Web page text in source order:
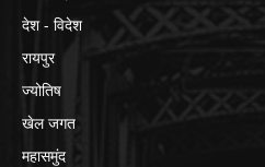
देश - विदेश
रायपुर
ज्योतिष
खेल जगत
महासमुंद